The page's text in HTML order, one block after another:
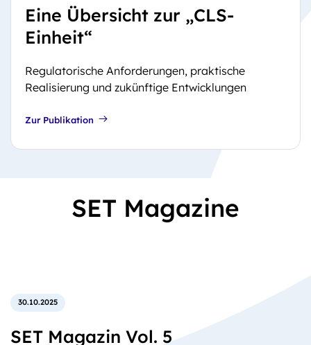
Eine Übersicht zur „CLS-
Einheit“
Regulatorische Anforderungen, praktische
Realisierung und zukünftige Entwicklungen
Zur Publikation
SET Magazine
30.10.2025
SET Magazin Vol. 5